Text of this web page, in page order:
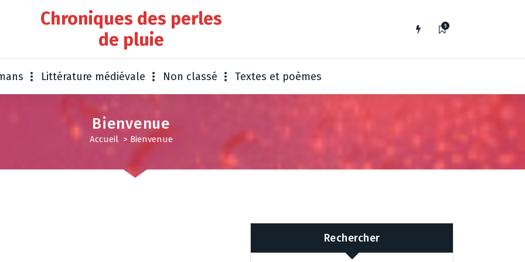
Chroniques des perles
de pluie
5
Littérature médiévale Non classé Textes et poèmes
Bienvenue
Accueil > Bienvenue
Rechercher